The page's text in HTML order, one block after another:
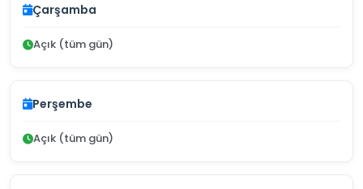
Çarşamba
Açık (tüm gün)
Perşembe
Açık (tüm gün)